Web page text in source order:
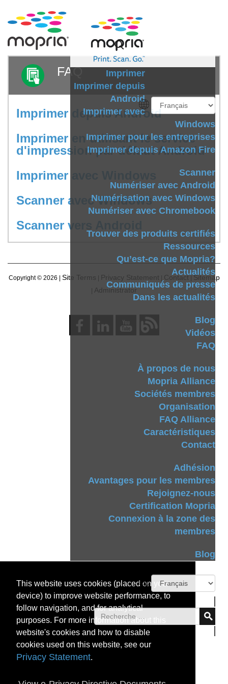
This website uses cookies (placed on your
device) to improve website performance, to
follow navigation, and for analytical
purposes. For more information about this
website's cookies and how to disable
cookies used on this website, see our
Privacy Statement.
Imprimer
Imprimer depuis
Android
Imprimer avec
Windows
Imprimer pour les entreprises
Imprimer depuis Amazon Fire
Scanner
Numériser avec Android
Numérisation avec Windows
Numériser avec Chromebook
Trouver des produits certifiés
Ressources
Qu’est-ce que Mopria?
Actualités
Communiqués de presse
Dans les actualités
Blog
Vidéos
FAQ
À propos de nous
Mopria Alliance
Sociétés membres
Organisation
FAQ Alliance
Caractéristiques
Contact
Adhésion
Avantages pour les membres
Rejoignez-nous
Certification Mopria
Connexion à la zone des
membres
Blog
FAQ
Imprimer depuis Android
Imprimer en utilisant le service
d'impression par défaut Android
Imprimer avec Windows
Scanner avec Windows
Scanner vers Android
Copyright © 2026 | Site Terms Privacy Statement Contact Sitemap
Administrator